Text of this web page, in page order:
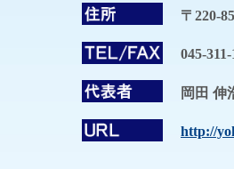
〒220-
045-
岡田 伸
http://